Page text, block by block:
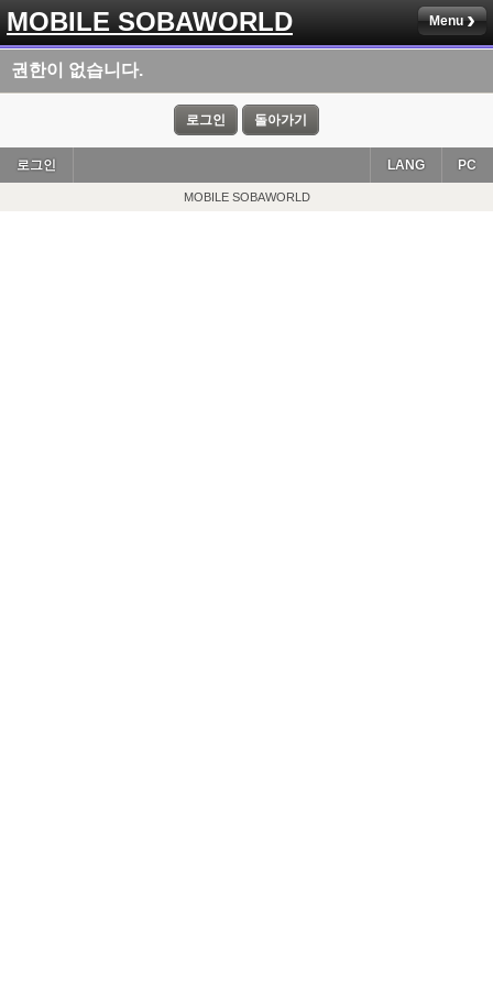
MOBILE SOBAWORLD Menu
권한이 없습니다.
로그인 돌아가기
로그인 PC
LANG
MOBILE SOBAWORLD